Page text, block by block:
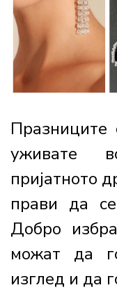
уживате
пријатното
прави да се
Добро
можат да
изглед и да